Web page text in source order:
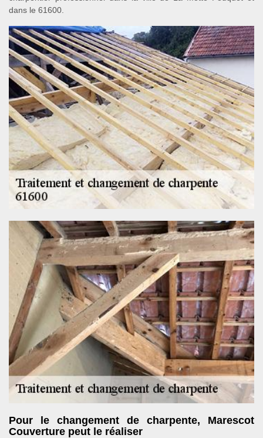
dans le 61600.
Pour le changement de charpente, Marescot
Couverture peut le réaliser